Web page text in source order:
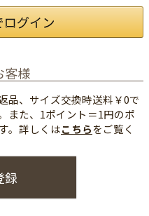
客様
品、サイズ交換時送料￥0で
また、1ポイント＝1円のポ
詳しくはこちらをご覧く
録